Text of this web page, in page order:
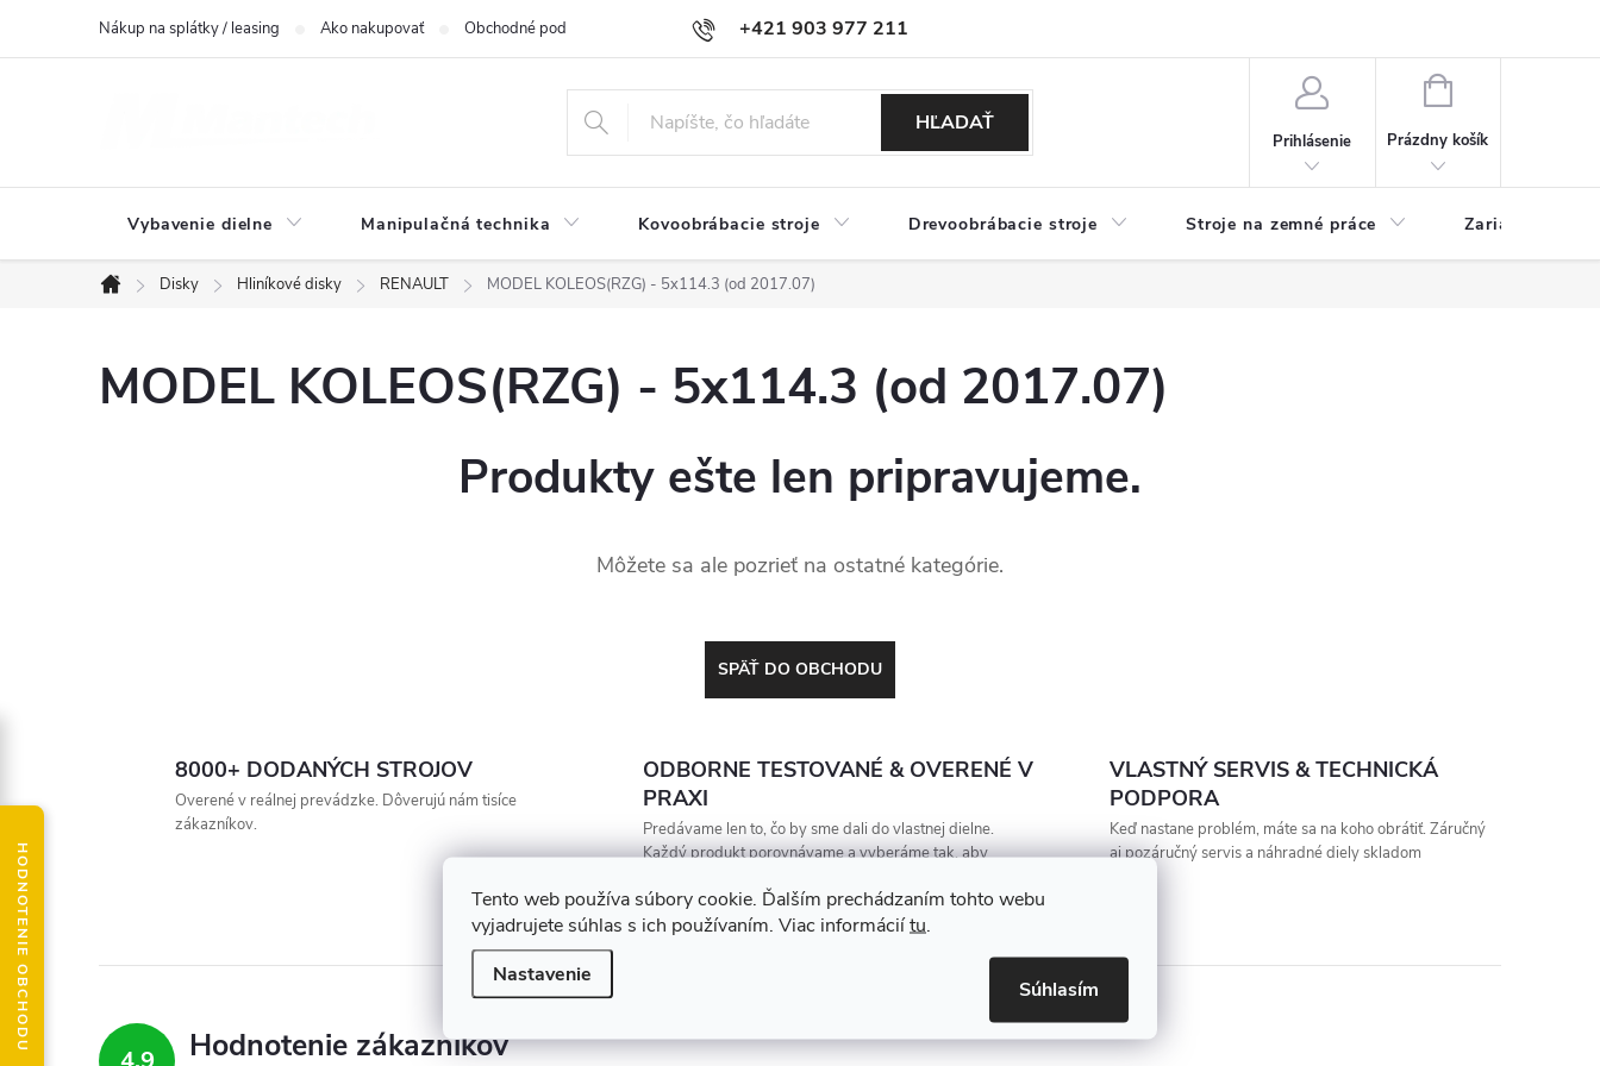
Tento web používa súbory cookie. Ďalším prechádzaním tohto webu
vyjadrujete súhlas s ich používaním. Viac informáciítu.
Nastavenie
Súhlasím
+421 903 977 211
Nákup na splátky / leasing Ako nakupovať Obchodné podmienky Podmienky ochrany osobných údajov
HĽADAŤ
Prihlásenie
NÁKUPNÝ
Prázdny košík
Vybavenie dielne Manipulačná technika Kovoobrábacie stroje Drevoobrábacie stroje Stroje na zemné práce Zariadenia na
Domov
Disky Hliníkové disky RENAULT MODEL KOLEOS(RZG) - 5x114.3 (od 2017.07)
MODEL KOLEOS(RZG) - 5x114.3 (od 2017.07)
Produkty ešte len pripravujeme.
Môžete sa ale pozrieť na ostatné kategórie.
SPÄŤ DO OBCHODU
8000+ DODANÝCH STROJOV
Overené v reálnej prevádzke. Dôverujú nám tisíce
zákazníkov.
ODBORNE TESTOVANÉ & OVERENÉ V
PRAXI
Predávame len to, čo by sme dali do vlastnej dielne.
Každý produkt porovnávame a vyberáme tak, aby
VLASTNÝ SERVIS & TECHNICKÁ
PODPORA
Keď nastane problém, máte sa na koho obrátiť. Záručný
aj pozáručný servis a náhradné diely skladom
Hodnotenie zákazníkov
HODNOTENIE OBCHODU